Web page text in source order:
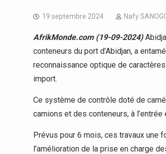
19 septembre 2024 Nafy
AfrikMonde.com (19-09-2024)
conteneurs du port d’Abidjan, a
reconnaissance optique de
import.
Ce système de contrôle doté de
camions et des conteneurs, à
Prévus pour 6 mois, ces travaux une
l’amélioration de la prise en charge